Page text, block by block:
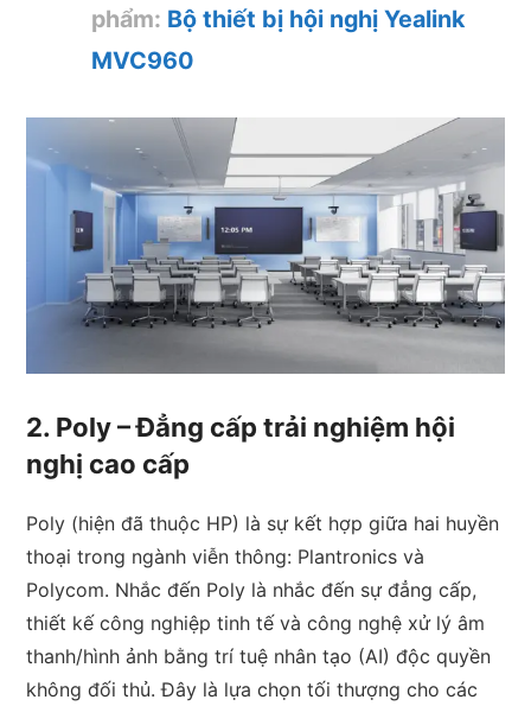
phẩm: Bộ thiết bị hội nghịYealink
MVC960
2. Poly – Đẳng cấp trải nghiệm hội
nghị cao cấp
Poly (hiện đã thuộc HP) là sự kết hợp giữa hai huyền
thoại trong ngành viễn thông: Plantronics và
Polycom. Nhắc đến Poly là nhắc đến sự đẳng cấp,
thiết kế công nghiệp tinh tế và công nghệ xử lý âm
thanh/hình ảnh bằng trí tuệ nhân tạo (AI) độc quyền
không đối thủ. Đây là lựa chọn tối thượng cho các